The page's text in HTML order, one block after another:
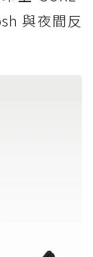
與夜間反